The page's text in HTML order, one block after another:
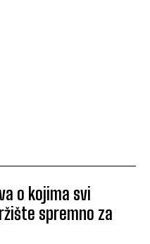
o kojima svi
spremno za